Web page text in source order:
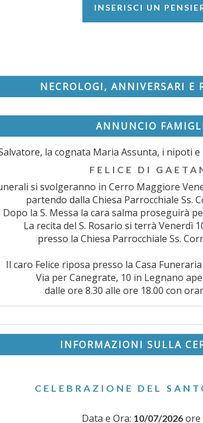
INSERISCI UN
NECROLOGI, ANNIVERSARI E
ANNUNCIO
la cognata Maria Assunta, i nipoti
FELICE DI
si svolgeranno in Cerro Maggiore
partendo dalla Chiesa Parrocchiale Ss.
Dopo la S. Messa la cara salma proseguirà
La recita del S. Rosario si terrà Venerdì
presso la Chiesa Parrocchiale Ss.
Il caro Felice riposa presso la Casa
Via per Canegrate, 10 in Legnano
dalle ore 8.30 alle ore 18.00 con
INFORMAZIONI SULLA
CELEBRAZIONE DEL
Data e Ora: 10/07/2026 ore